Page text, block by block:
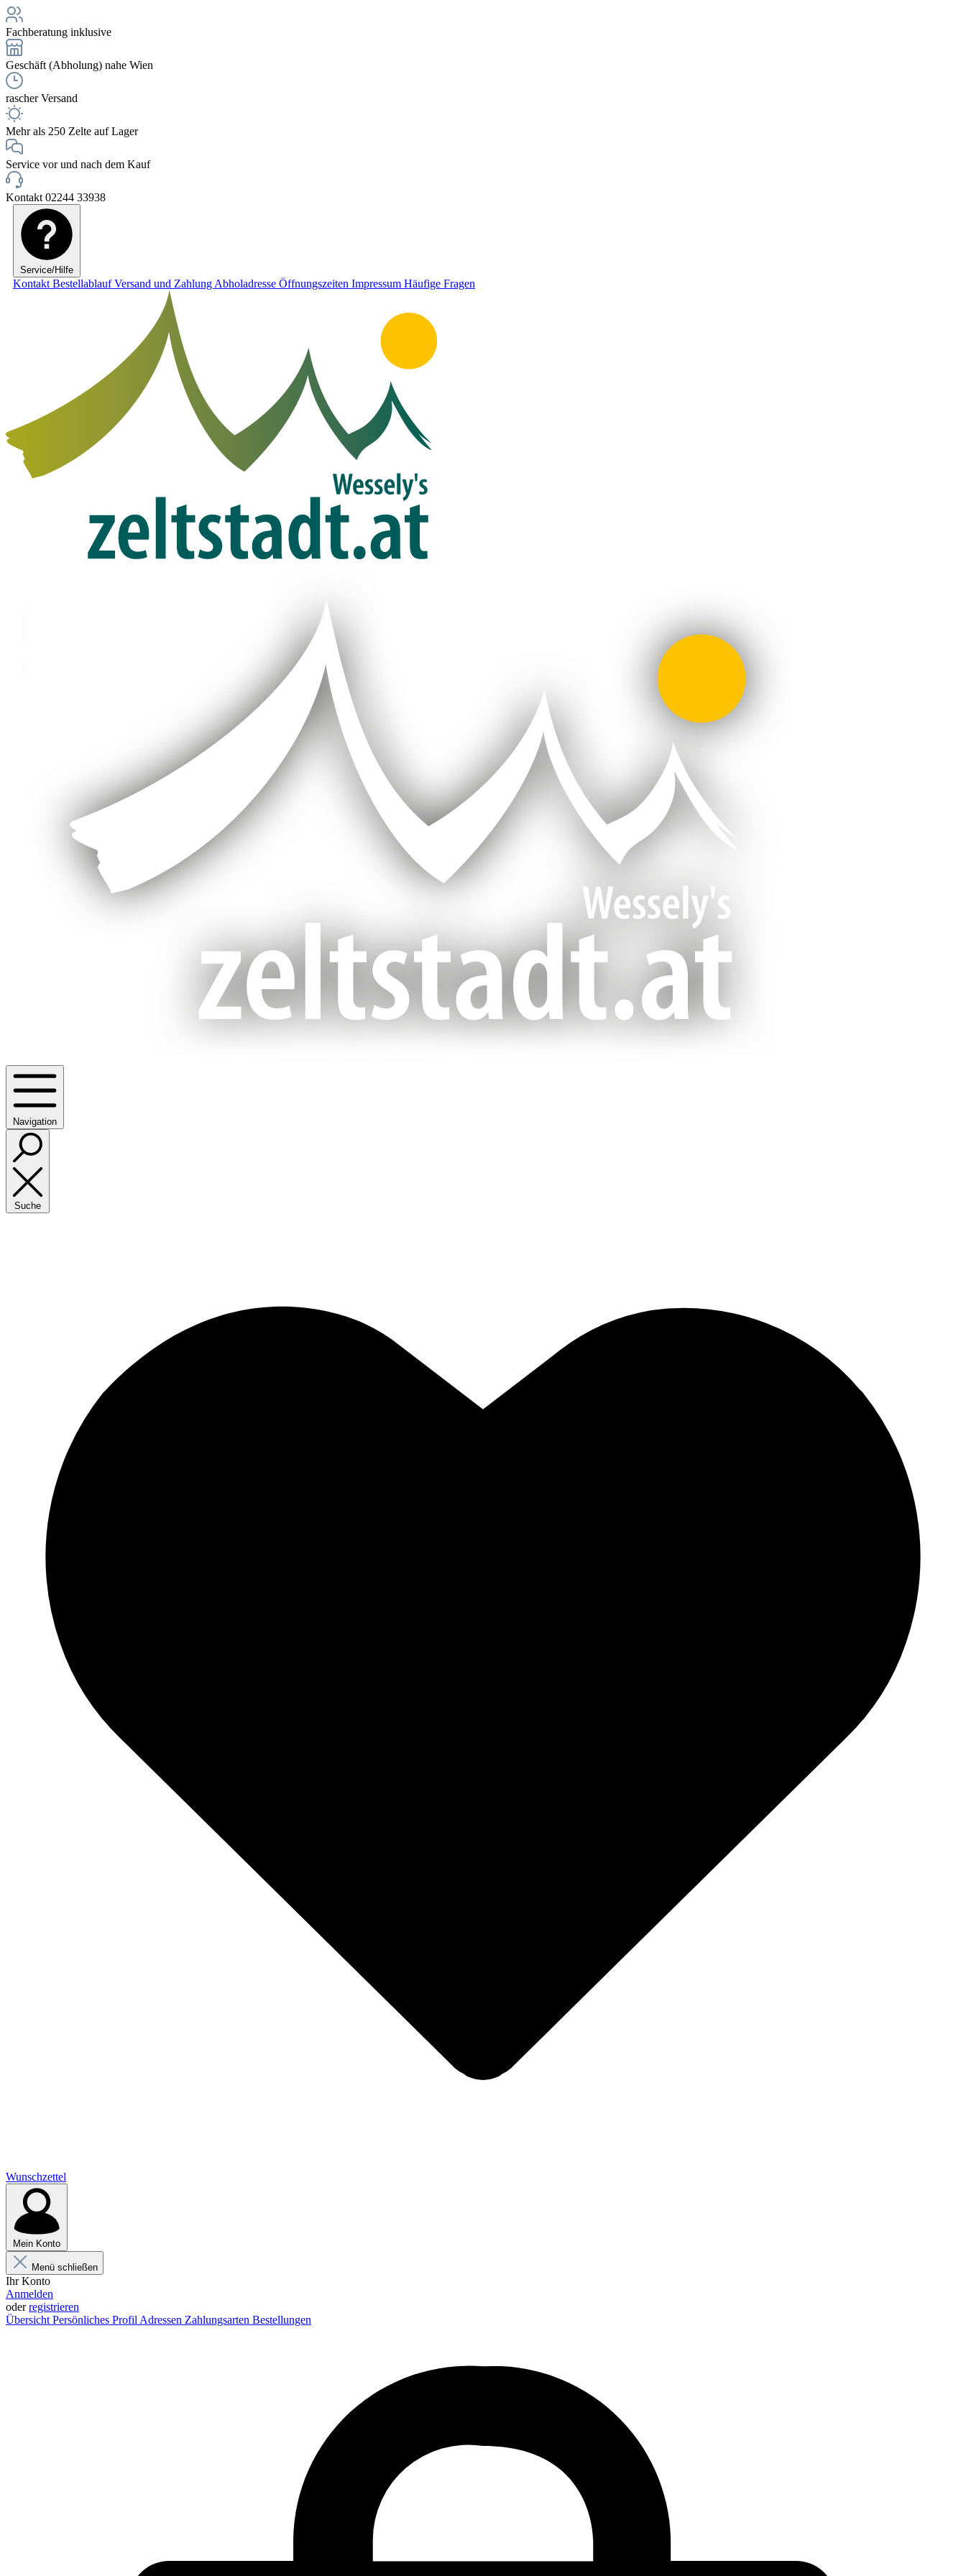
Fachberatung inklusive
Geschäft (Abholung) nahe Wien
rascher Versand
Mehr als 250 Zelte auf Lager
Service vor und nach dem Kauf
Kontakt 02244 33938
Service/Hilfe
Kontakt BestellablaufVersand und Zahlung Abholadresse Öffnungszeiten Impressum Häufige Fragen
Navigation
Suche
Wunschzettel
Mein Konto
Menü schließen
Ihr Konto
Anmelden
oderregistrieren
Übersicht Persönliches Profil Adressen Zahlungsarten Bestellungen